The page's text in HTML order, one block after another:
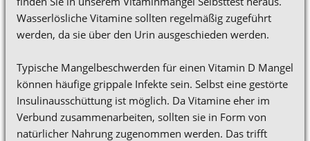
Wasserlösliche Vitamine sollten regelmäßig zugeführt
werden, da sie über den Urin ausgeschieden werden.
Typische Mangelbeschwerden für einen Vitamin D Mangel
können häufige grippale Infekte sein. Selbst eine gestörte
Insulinausschüttung ist möglich. Da Vitamine eher im
Verbund zusammenarbeiten, sollten sie in Form von
natürlicher Nahrung zugenommen werden. Das trifft